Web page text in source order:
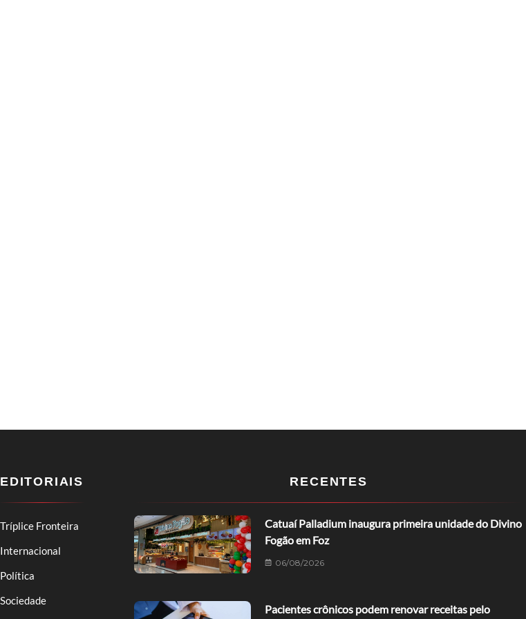
EDITORIAIS
Tríplice Fronteira
Internacional
Política
Sociedade
RECENTES
Catuaí Palladium inaugura primeira unidade do Divino
Fogão em Foz
06/08/2026
Pacientes crônicos podem renovar receitas pelo